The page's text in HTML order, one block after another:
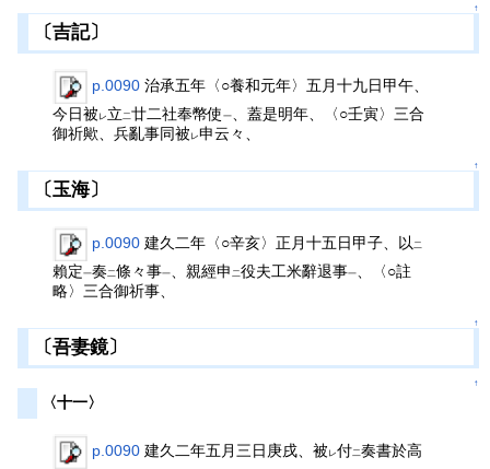
↑
〔吉記〕
p.0090 治承五年〈○養和元年〉五月十九日甲午、
今日被 レ 立二廿二社奉幣使一、蓋是明年、〈○壬寅〉三合
御祈歟、兵亂事同被 レ申云々、
↑
〔玉海〕
p.0090 建久二年〈○辛亥〉正月十五日甲子、以 二
賴定一奏二條々事一、親經申二役夫工米辭退事一、〈○註
略〉三合御祈事、
↑
〔吾妻鏡〕
↑
〈十一〉
p.0090 建久二年五月三日庚戌、被 レ付二奏書於高